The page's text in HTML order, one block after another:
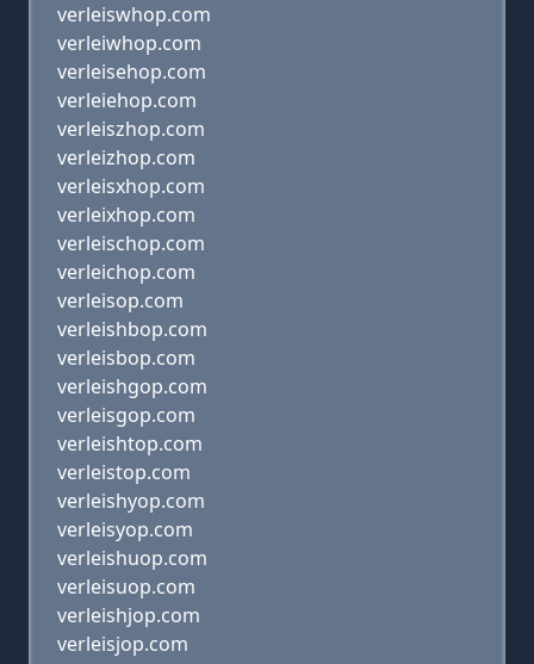
verleiswhop.com
verleiwhop.com
verleisehop.com
verleiehop.com
verleiszhop.com
verleizhop.com
verleisxhop.com
verleixhop.com
verleischop.com
verleichop.com
verleisop.com
verleishbop.com
verleisbop.com
verleishgop.com
verleisgop.com
verleishtop.com
verleistop.com
verleishyop.com
verleisyop.com
verleishuop.com
verleisuop.com
verleishjop.com
verleisjop.com